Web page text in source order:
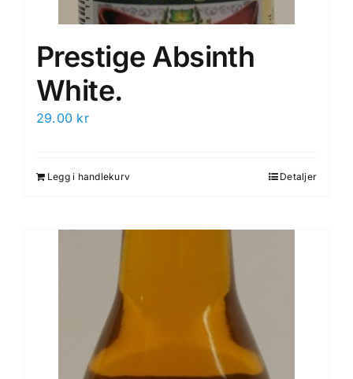
Prestige Absinth
White.
29.00 kr
Legg i handlekurv Detaljer